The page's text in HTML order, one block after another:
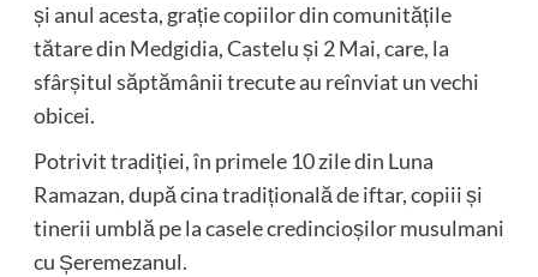
și anul acesta, grație copiilor din comunitățile
tătare din Medgidia, Castelu și 2 Mai, care, la
sfârșitul săptămânii trecute au reînviat un vechi
obicei.
Potrivit tradiției, în primele 10 zile din Luna
Ramazan, după cina tradițională de iftar, copiii și
tinerii umblă pe la casele credincioșilor musulmani
cu Șeremezanul.